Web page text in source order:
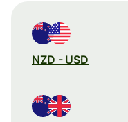
NZD - USD